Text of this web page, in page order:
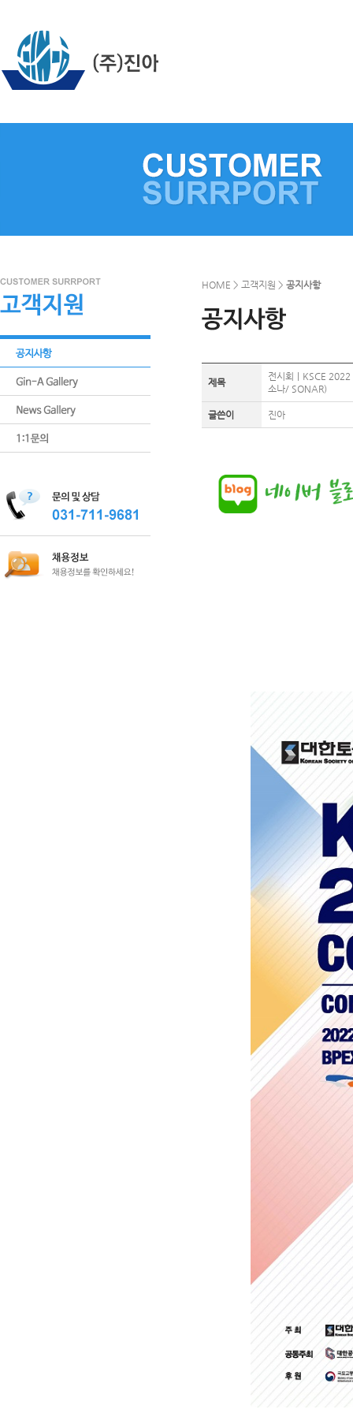
HOME > 고객지원 > 공지사항
제목
전시회｜KSCE
소나/ SONAR)
글쓴이 진아